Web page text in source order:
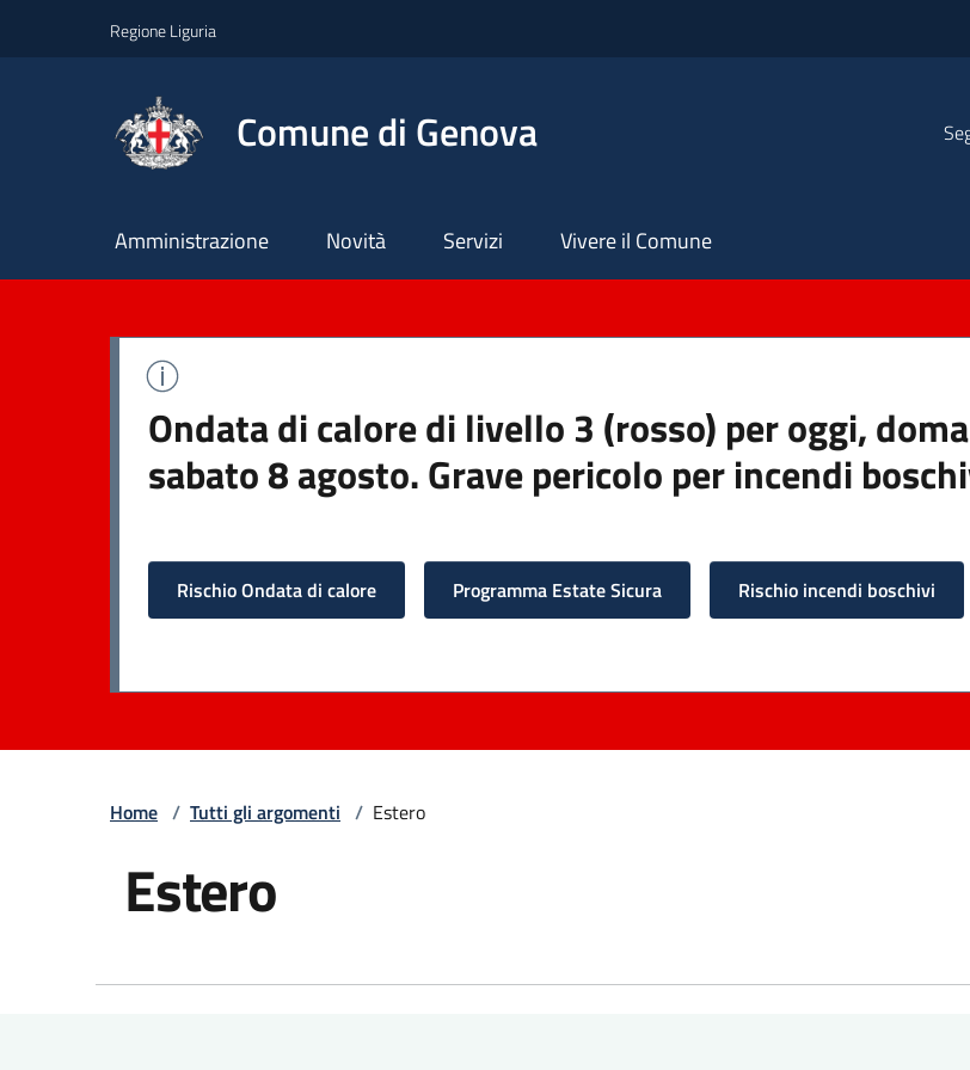
Regione Liguria
Comune di Genova
Principale
Amministrazione Novità Servizi Vivere il Comune
Ondata di calore di livello 3 (rosso) per oggi,
sabato 8 agosto. Grave pericolo per incendi
Rischio Ondata di calore Programma Estate Sicura Rischio incendi boschivi
Home / Tutti gli argomenti / Estero
Estero